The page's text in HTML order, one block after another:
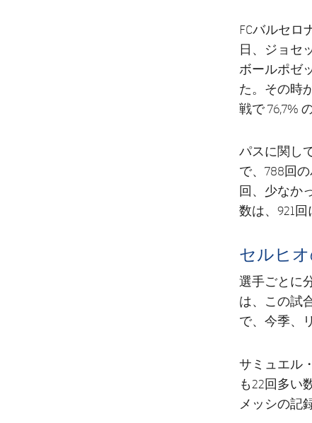
FCバルセロ
日、ジョセ
ボールポゼ
た。その時
戦で 76,7%
パスに関し
で、788回
回、少なか
数は、921回
セルヒ
選手ごとに
は、この試
で、今季、
サミュエル
も22回多い
メッシの記